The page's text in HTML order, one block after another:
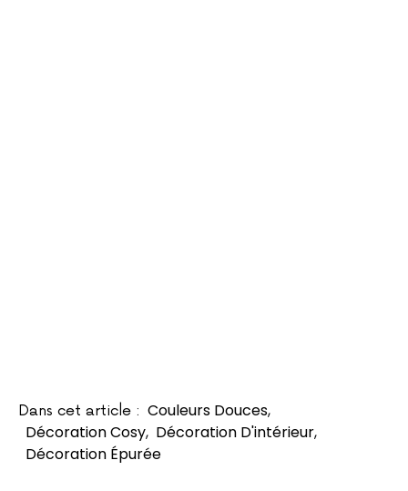
Dans cet article : Couleurs Douces,
Décoration Cosy, Décoration D'intérieur,
Décoration Épurée